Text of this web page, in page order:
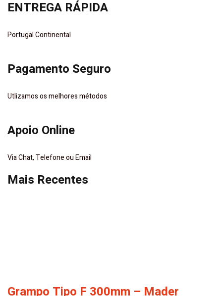
ENTREGA RÁPIDA
Portugal Continental
Pagamento Seguro
Utlizamos os melhores métodos
Apoio Online
Via Chat, Telefone ou Email
Mais Recentes
Grampo Tipo F 300mm – Mader